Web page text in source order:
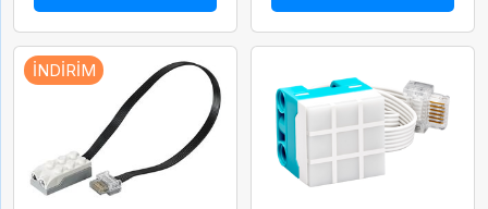
İNDIRIM
Gelince Haber Ver